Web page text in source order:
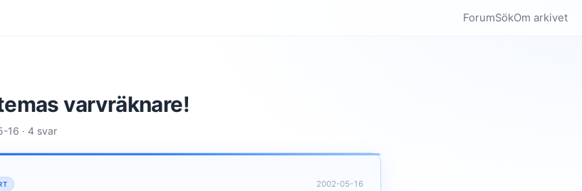
ForumSökOm arkivet
varvräknare!
16 · 4 svar
2002-05-16